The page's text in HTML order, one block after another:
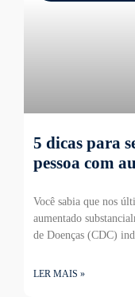
5 dicas para
pessoa com
Você sabia que nos
aumentado
de Doenças (CDC)
LER MAIS »